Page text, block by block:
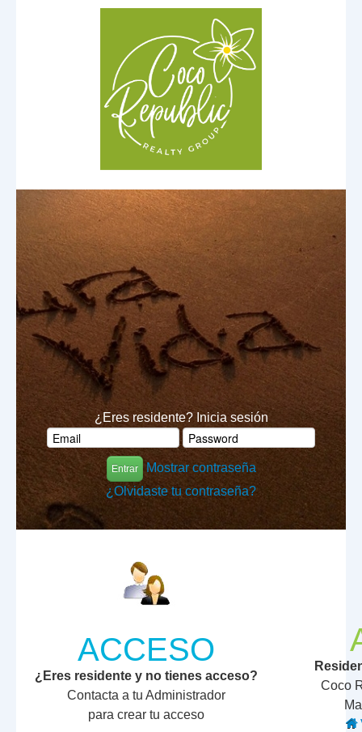
¿Eres residente? Inicia sesión
Entrar
Mostrar contraseña
¿Olvidaste tu contraseña?
ACCESO
¿Eres residente y no tienes acceso?
Contacta a tu Administrador
para crear tu acceso
Coco